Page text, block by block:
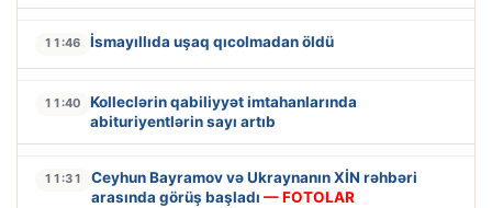
11:46 İsmayıllıda uşaq qıcolmadan öldü
11:40
Kolleclərin qabiliyyət imtahanlarında
abituriyentlərin sayı artıb
11:31
Ceyhun Bayramov və Ukraynanın XİN rəhbəri
arasında görüş başladı — FOTOLAR